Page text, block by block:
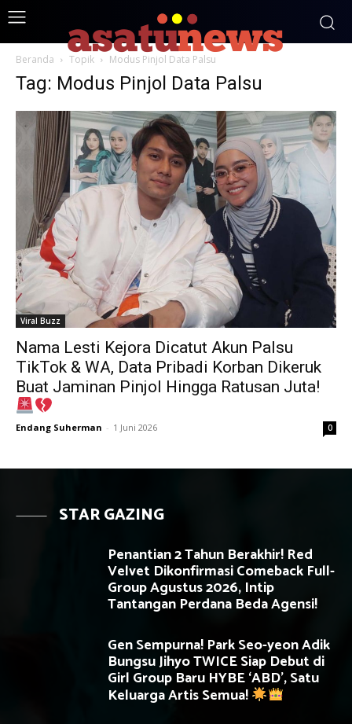
Beranda Topik Modus Pinjol Data Palsu
Tag: Modus Pinjol Data Palsu
Viral Buzz
Nama Lesti Kejora Dicatut Akun Palsu
TikTok & WA, Data Pribadi Korban Dikeruk
Buat Jaminan Pinjol Hingga Ratusan Juta!
Endang Suherman - 1 Juni 2026 0
STAR GAZING
Penantian 2 Tahun Berakhir! Red
Velvet Dikonfirmasi Comeback Full-
Group Agustus 2026, Intip
Tantangan Perdana Beda Agensi!
Gen Sempurna! Park Seo-yeon Adik
Bungsu Jihyo TWICE Siap Debut di
Girl Group Baru HYBE ‘ABD’, Satu
Keluarga Artis Semua!